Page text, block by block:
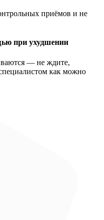
приёмов и не
при ухудшении
— не ждите,
как можно